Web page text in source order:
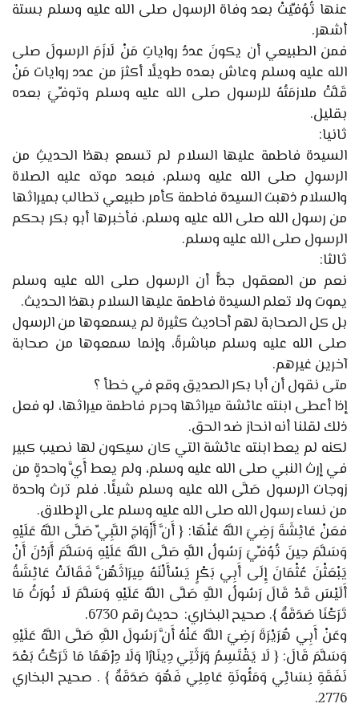
عنها تُوُفِّيَتْ بعد وفاة الرسول صلى الله عليه وسلم بستة
أشهر.
فمن الطبيعي أن يكونَ عددُ رواياتِ مَنْ لَازَمَ الرسولَ صلى
الله عليه وسلم وعاش بعده طويلًا أكثرَ من عدد روايات مَنْ
قَلَّتْ ملازمَتُهُ للرسول صلى الله عليه وسلم وتوفِّيَ بعده
بقليل.
ثانيا:
السيدة فاطمة عليها السلام لم تسمع بهذا الحديثِ من
الرسولِ صلى الله عليه وسلم، فبعد موته عليه الصلاة
والسلام ذهبت السيدة فاطمة كأمر طبيعي تطالب بميراثها
من رسول الله صلى الله عليه وسلم، فأخبرها أبو بكر بحكم
الرسول صلى الله عليه وسلم.
ثالثا:
نعم من المعقول جدًّا أن الرسول صلى الله عليه وسلم
يموت ولا تعلم السيدة فاطمة عليها السلام بهذا الحديث.
بل كل الصحابة لهم أحاديث كثيرة لم يسمعوها من الرسول
صلى الله عليه وسلم مباشرةً، وإنما سمعوها من صحابة
آخرين غيرهم.
متى نقول أن أبا بكر الصديق وقع في خطأ ؟
إذا أعطى ابنته عائشة ميراثها وحرم فاطمة ميراثها، لو فعل
ذلك لقلنا أنه انحاز ضد الحق.
لكنه لم يعط ابنته عائشة التي كان سيكون لها نصيب كبير
في إرث النبي صلى الله عليه وسلم، ولم يعط أَيَّ واحدةٍ من
زوجات الرسول صَلَّى الله عليه وسلم شيئًا. فلم ترث واحدة
من نساء رسول الله صلى الله عليه وسلم على الإطلاق.
فعَنْ عَائِشَةَ رَضِيَ اللَّهُ عَنْهَا: { أَنَّ أَزْوَاجَ النَّبِيِّ صَلَّى اللَّهُ عَلَيْهِ
وَسَلَّمَ حِينَ تُوُفِّيَ رَسُولُ اللَّهِ صَلَّى اللَّهُ عَلَيْهِ وَسَلَّمَ أَرَدْنَ أَنْ
يَبْعَثْنَ عُثْمَانَ إِلَى أَبِي بَكْرٍ يَسْأَلْنَهُ مِيرَاثَهُنَّ فَقَالَتْ عَائِشَةُ
أَلَيْسَ قَدْ قَالَ رَسُولُ اللَّهِ صَلَّى اللَّهُ عَلَيْهِ وَسَلَّمَ لَا نُورَثُ مَا
تَرَكْنَا صَدَقَةٌ }. صحيح البخاري: حديث رقم 6730.
وعَنْ أَبِي هُرَيْرَةَ رَضِيَ اللَّهُ عَنْهُ أَنَّ رَسُولَ اللَّهِ صَلَّى اللَّهُ عَلَيْهِ
وَسَلَّمَ قَالَ: { لَا يَقْتَسِمُ وَرَثَتِي دِينَارًا وَلَا دِرْهَمًا مَا تَرَكْتُ بَعْدَ
نَفَقَةِ نِسَائِي وَمَئُونَةِ عَامِلِي فَهُوَ صَدَقَةٌ } . صحيح البخاري
2776.